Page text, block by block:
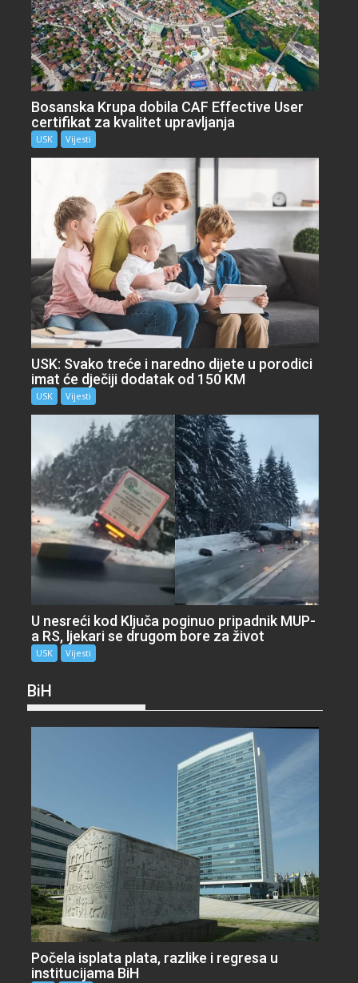
Bosanska Krupa dobila CAF Effective User
certifikat za kvalitet upravljanja
USK Vijesti
USK: Svako treće i naredno dijete u porodici
imat će dječiji dodatak od 150 KM
USK Vijesti
U nesreći kod Ključa poginuo pripadnik MUP-
a RS, ljekari se drugom bore za život
USK Vijesti
BiH
Počela isplata plata, razlike i regresa u
institucijama BiH